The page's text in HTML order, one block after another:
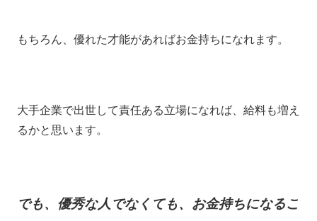
もちろん、優れた才能があればお金持ちになれます。
大手企業で出世して責任ある立場になれば、給料も増え
るかと思います。
でも、優秀な人でなくても、お金持ちになるこ